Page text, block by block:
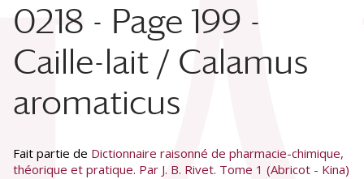
0218 - Page 199 -
Caille-lait / Calamus
aromaticus
Fait partie de Dictionnaire raisonné de pharmacie-chimique,
théorique et pratique. Par J. B. Rivet. Tome 1 (Abricot - Kina)